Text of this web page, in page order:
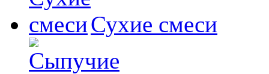
Сухие смеси